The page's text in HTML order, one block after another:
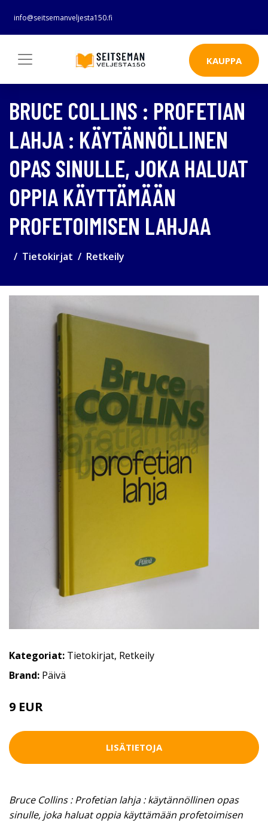
info@seitsemanveljesta150.fi
KAUPPA
BRUCE COLLINS : PROFETIAN
LAHJA : KÄYTÄNNÖLLINEN
OPAS SINULLE, JOKA HALUAT
OPPIA KÄYTTÄMÄÄN
PROFETOIMISEN LAHJAA
Tietokirjat Retkeily
Kategoriat: Tietokirjat, Retkeily
Brand: Päivä
9 EUR
LISÄTIETOJA
Bruce Collins : Profetian lahja : käytännöllinen opas
sinulle, joka haluat oppia käyttämään profetoimisen